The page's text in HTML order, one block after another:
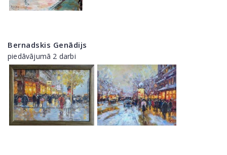
Bernadskis Genādijs
piedāvājumā 2 darbi